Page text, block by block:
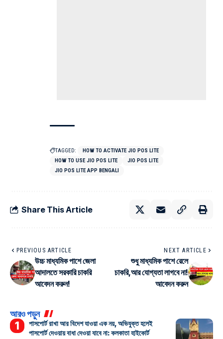
TAGGED:
HOW TO ACTIVATE JIO POS LITE
HOW TO USE JIO POS LITE
JIO POS LITE
JIO POS LITE APP BENGALI
Share This Article
PREVIOUS ARTICLE
উচ্চ মাধ্যমিক পাশে জেলা
আদালতে সরকারি চাকরি
আবেদন করুন!
NEXT ARTICLE
শুধু মাধ্যমিক পাশে রেলে
চাকরি,আর যোগ্যতা লাগবে না!
আবেদন করুন
আরও পড়ুন
পাসপোর্ট রাখা আর বিদেশ যাওয়া এক নয়, অভিযুক্ত হলেই
পাসপোর্ট দেওয়ায় বাধা দেওয়া যাবে না: কলকাতা হাইকোর্ট